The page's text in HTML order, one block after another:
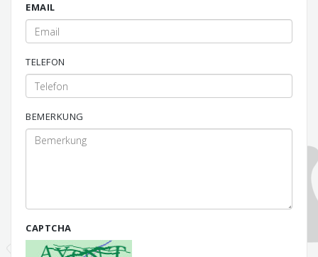
EMAIL
TELEFON
BEMERKUNG
CAPTCHA